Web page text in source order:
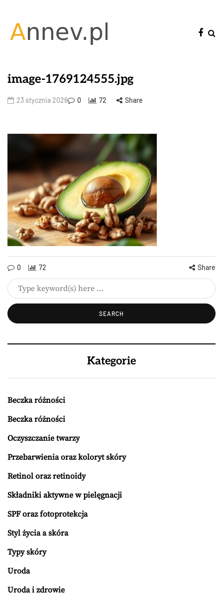
image-1769124555.jpg
23 stycznia 2026 0 72 Share
0 72 Share
Kategorie
Beczka różności
Beczka różności
Oczyszczanie twarzy
Przebarwienia oraz koloryt skóry
Retinol oraz retinoidy
Składniki aktywne w pielęgnacji
SPF oraz fotoprotekcja
Styl życia a skóra
Typy skóry
Uroda
Uroda i zdrowie